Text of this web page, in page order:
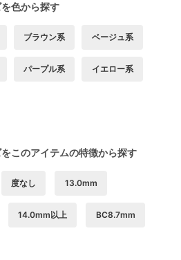
色から探す
ブラウン系 ベージュ系
パープル系 イエロー系
このアイテムの特徴から探す
度なし 13.0mm
14.0mm以上 BC8.7mm